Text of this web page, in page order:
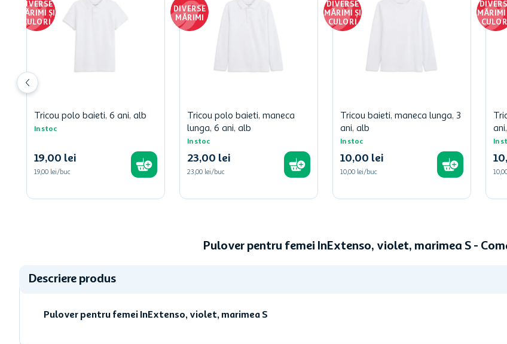
DIVERSE
MĂRIMI ȘI
CULORI
Tricou polo baieti, 6 ani, alb
In stoc
19,00 lei
19,00 lei/buc
DIVERSE
MĂRIMI
Tricou polo baieti, maneca
lunga, 6 ani, alb
In stoc
23,00 lei
23,00 lei/buc
DIVERSE
MĂRIMI ȘI
CULORI
Tricou baieti, maneca lunga, 3
ani, alb
In stoc
10,00 lei
10,00 lei/buc
MĂRIMI
CULORI
In
10,
Pulover pentru femei InExtenso, violet, marimea S -
Descriere produs
Pulover pentru femei InExtenso, violet, marimea S